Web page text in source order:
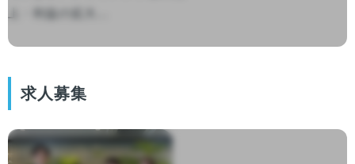
求人募集